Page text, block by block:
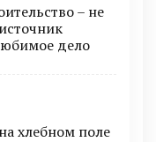
– не
дело
хлебном поле